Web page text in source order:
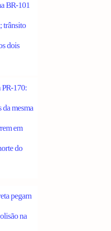
BR-101
trânsito
dois
PR-170:
da mesma
em
do
pegam
na